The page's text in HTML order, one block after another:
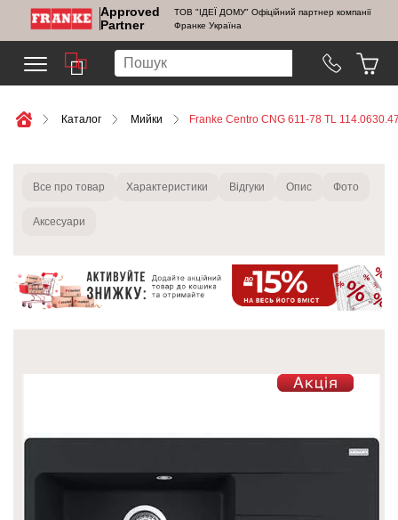
Approved
Partner
ТОВ "ІДЕЇ ДОМУ" Офіційний партнер компанії
Франке Україна
Каталог Мийки Franke Centro CNG 611-78 TL
Все про товар Характеристики Відгуки Опис Фото
Аксесуари